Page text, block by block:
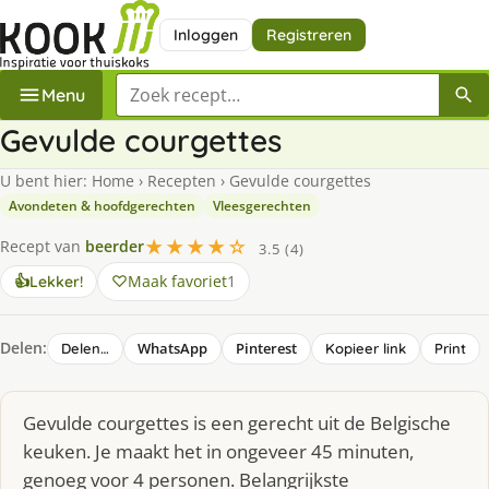
Inloggen Registreren
Menu Zoek een recept
Gevulde courgettes
U bent hier: Home › Recepten › Gevulde courgettes
Avondeten & hoofdgerechten Vleesgerechten
Recept van beerder★★★★☆
3.5 (4)
👍Lekker! Maak favoriet1
Delen: Delen… WhatsApp Pinterest Kopieer link Print
Gevulde courgettes is een gerecht uit de Belgische
keuken. Je maakt het in ongeveer 45 minuten,
genoeg voor 4 personen. Belangrijkste